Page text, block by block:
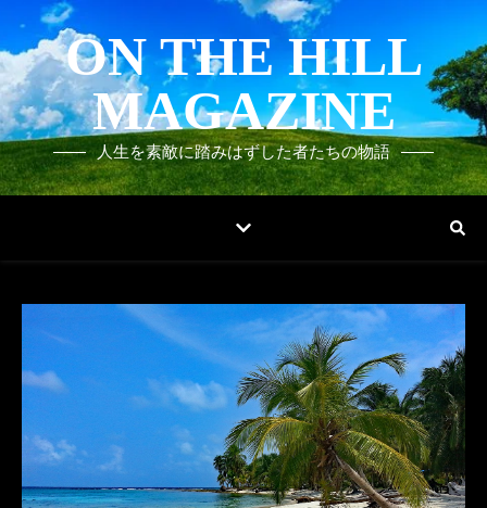
ON THE HILL
MAGAZINE
人生を素敵に踏みはずした者たちの物語